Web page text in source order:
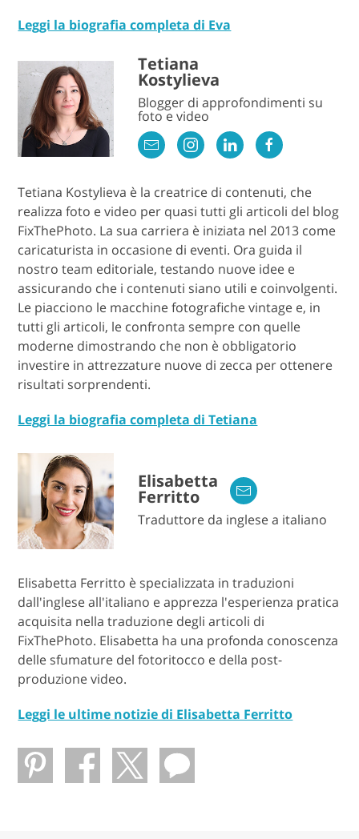
Leggi la biografia completa di Eva
Tetiana
Kostylieva
Blogger di approfondimenti su
foto e video
Tetiana Kostylieva è la creatrice di contenuti, che
realizza foto e video per quasi tutti gli articoli del blog
FixThePhoto. La sua carriera è iniziata nel 2013 come
caricaturista in occasione di eventi. Ora guida il
nostro team editoriale, testando nuove idee e
assicurando che i contenuti siano utili e coinvolgenti.
Le piacciono le macchine fotografiche vintage e, in
tutti gli articoli, le confronta sempre con quelle
moderne dimostrando che non è obbligatorio
investire in attrezzature nuove di zecca per ottenere
risultati sorprendenti.
Leggi la biografia completa di Tetiana
Elisabetta
Ferritto
Traduttore da inglese a italiano
Elisabetta Ferritto è specializzata in traduzioni
dall'inglese all'italiano e apprezza l'esperienza pratica
acquisita nella traduzione degli articoli di
FixThePhoto. Elisabetta ha una profonda conoscenza
delle sfumature del fotoritocco e della post-
produzione video.
Leggi le ultime notizie di Elisabetta Ferritto